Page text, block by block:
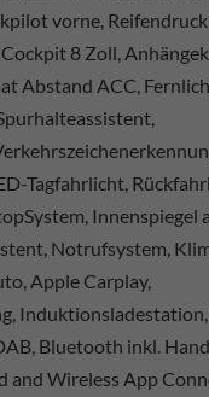
vorne,
8 Zoll,
Abstand ACC,
Tagfahrlicht,
Innenspiegel
Notrufsystem,
Apple Carplay,
Induktionsladestation,
Bluetooth inkl.
and Wireless App